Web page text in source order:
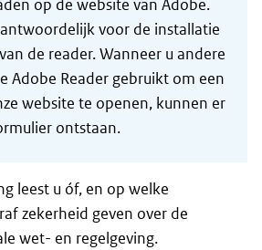
op de website van Adobe.
voor de installatie
de reader. Wanneer u andere
Adobe Reader gebruikt om een
website te openen, kunnen er
ontstaan.
leest u óf, en op welke
zekerheid geven over de
wet- en regelgeving.